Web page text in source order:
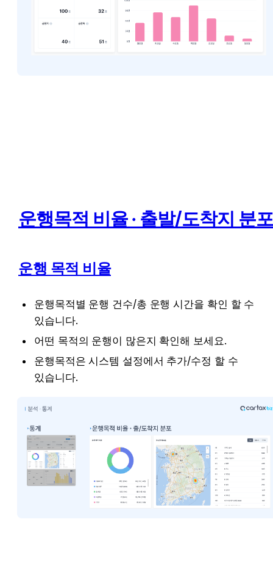
운행목적 비율 ∙ 출발/도착지 분포
운행 목적 비율
운행목적별 운행 건수/총 운행 시간을 확인 할 수
있습니다.
어떤 목적의 운행이 많은지 확인해 보세요.
운행목적은 시스템 설정에서 추가/수정 할 수
있습니다.